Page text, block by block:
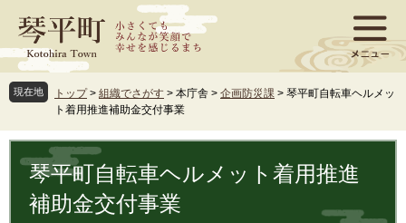
ジ
先
頭
す
ュ
を
飛
し
現在地 トップ > 組織でさがす > 本庁舎 > 企画防災課 > 琴平町自転車ヘルメッ
ト着用推進補助金交付事業
文 琴平町自転車ヘルメット着用推進
補助金交付事業